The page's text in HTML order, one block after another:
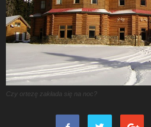
Czy ortezę zakłada się na noc?